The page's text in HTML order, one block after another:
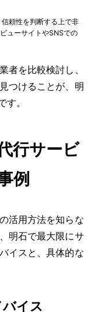
頼性を判断する上で非
ューサイトやSNSでの
者を比較検討し、
つけることが、明
。
行サービ
例
活用方法を知らな
明石で最大限にサ
イスと、具体的な
イス